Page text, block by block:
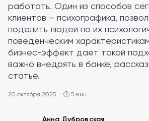
работать. Один из способов
клиентов – психографика,
поделить людей по их
поведенческим
бизнес-эффект дает такой
важно внедрять в банке,
статье.
20 октября 2025 🕒 5 мин
Анна Дубровская